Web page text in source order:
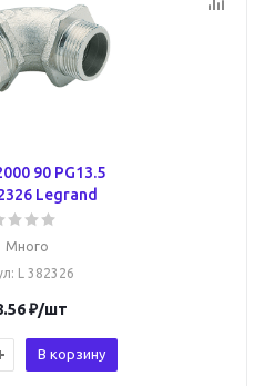
90 PG13.5
Legrand
Много
: L 382326
₽/шт
В корзину